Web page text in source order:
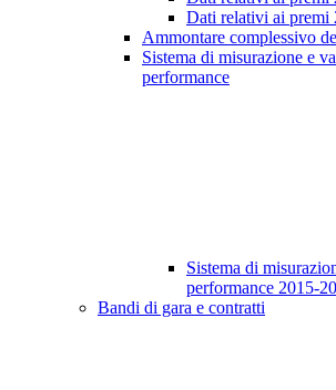
Dati relativi ai premi
Ammontare complessivo
Sistema di misurazione e
performance
Sistema di
performance 2015-
Bandi di gara e contratti